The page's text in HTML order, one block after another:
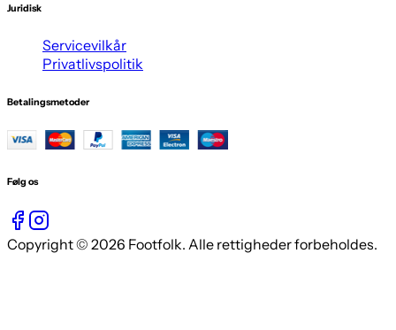
Juridisk
Servicevilkår
Privatlivspolitik
Betalingsmetoder
Følg os
Copyright © 2026 Footfolk. Alle rettigheder forbeholdes.